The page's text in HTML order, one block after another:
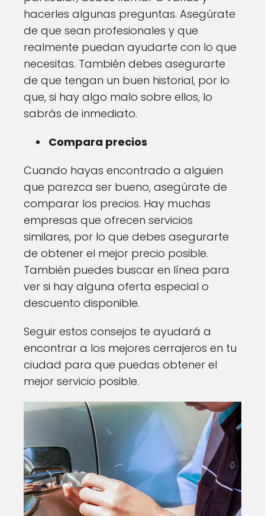
hacerles algunas preguntas. Asegúrate
de que sean profesionales y que
realmente puedan ayudarte con lo que
necesitas. También debes asegurarte
de que tengan un buen historial, por lo
que, si hay algo malo sobre ellos, lo
sabrás de inmediato.
Compara precios
Cuando hayas encontrado a alguien
que parezca ser bueno, asegúrate de
comparar los precios. Hay muchas
empresas que ofrecen servicios
similares, por lo que debes asegurarte
de obtener el mejor precio posible.
También puedes buscar en línea para
ver si hay alguna oferta especial o
descuento disponible.
Seguir estos consejos te ayudará a
encontrar a los mejores cerrajeros en tu
ciudad para que puedas obtener el
mejor servicio posible.